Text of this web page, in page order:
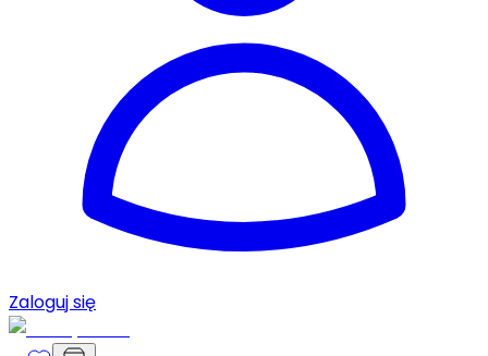
Zaloguj się